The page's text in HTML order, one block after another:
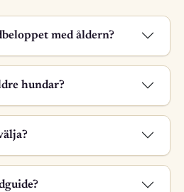
med åldern?
hundar?